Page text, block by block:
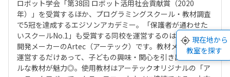
ロボット学会「第38回 ロボット活用社会貢献賞（2020
年）」を受賞するほか、プログラミングスクール・教材調査
で5冠を達成するエジソンアカデミー。「保護者が通わせた
いスクールNo.1」も受賞する同校を運営するのは、老舗教材
開発メーカーのArtec（アーテック）です。教材メーカーが
運営するだけあって、子どもの興味・関心を引き出すカラフ
ルな教材が魅力◎。使用教材はアーテックオリジナルの「ア
現在地から
教室を探す